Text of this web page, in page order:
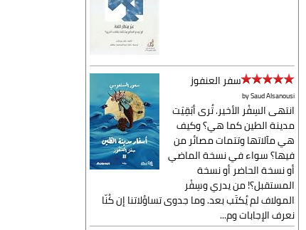
سفر العنفوز
bySaud Alsanousi
انتهى السِفْر الأخير. تُرى أبَقِيَت
مدينة الطين كما هي؟ وكيف
هي مآلاتها وتتمات مصائر من
فيها؟ سواء في نسخة الماضي
أو نسخة الحاضر أو نسخة
المستقبل؟! من يدري وسِفْر
المولاف لم يُكتَب بعد. وما جدوى تساؤلاتنا إن كُنّا
نعرف الإجابات وم...